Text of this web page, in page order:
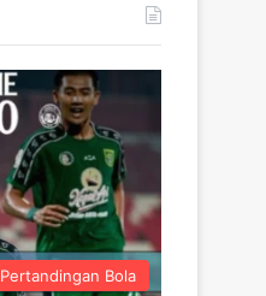
Pertandingan Bola